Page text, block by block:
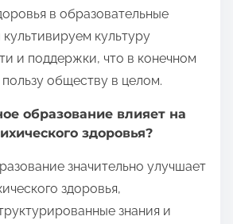
в образовательные
культуру
и поддержки, что в конечном
обществу в целом.
образование влияет на
здоровья?
значительно улучшает
здоровья,
знания и